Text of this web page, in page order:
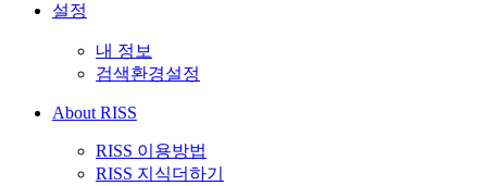
설정
내 정보
검색환경설정
About RISS
RISS 이용방법
RISS 지식더하기